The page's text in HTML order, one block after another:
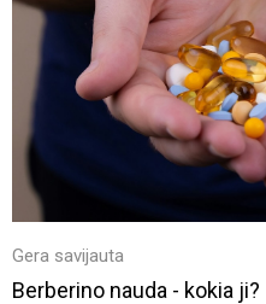
Gera savijauta
Berberino nauda - kokia ji?